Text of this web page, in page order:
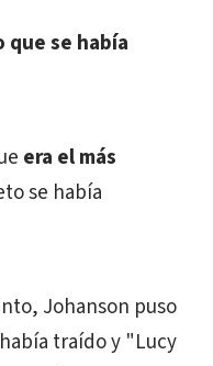
que se había
era el más
se había
Johanson puso
traído y "Lucy